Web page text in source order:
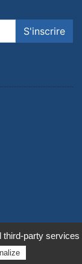
légales-
third-party services